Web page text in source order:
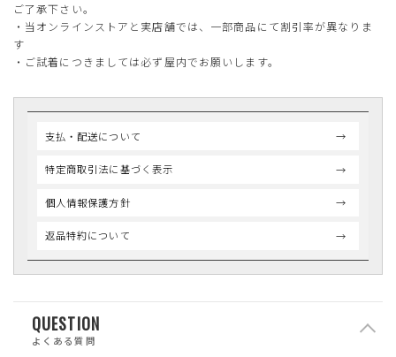
ご了承下さい。
・当オンラインストアと実店舗では、一部商品にて割引率が異なりま
す
・ご試着につきましては必ず屋内でお願いします。
支払・配送について
特定商取引法に基づく表示
個人情報保護方針
返品特約について
QUESTION
よくある質問